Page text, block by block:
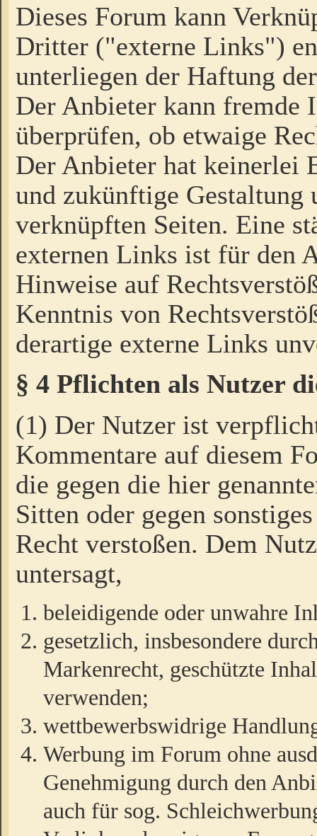
Dieses Forum kann
Dritter ("externe Links")
unterliegen der Haftung
Der Anbieter kann fremde
überprüfen, ob etwaige
Der Anbieter hat keinerlei
und zukünftige Gestaltung
verknüpften Seiten. Eine
externen Links ist für den
Hinweise auf
Kenntnis von
derartige externe Links
§ 4 Pflichten als Nutzer
(1) Der Nutzer ist
Kommentare auf diesem
die gegen die hier
Sitten oder gegen
Recht verstoßen. Dem
untersagt,
beleidigende oder unwahre
gesetzlich, insbesondere
Markenrecht, geschützte
verwenden;
wettbewerbswidrige
Werbung im Forum ohne
Genehmigung durch den
auch für sog.